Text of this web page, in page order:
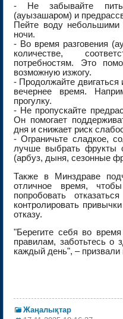
- Не забывайте
(ауызашаром) и
Пейте воду
ночи.
- Во время разговения
количестве,
потребностям. Это
возможную изжогу.
- Продолжайте двигаться
вечернее время.
прогулку.
- Не пропускайте
Он помогает
дня и снижает риск
- Ограничьте сладкое,
лучше выбрать фрукты
(арбуз, дыня, сезонные
Также в Минздраве
отличное время,
попробовать
контролировать
отказу.
"Берегите себя во
правилам, заботьтесь о
каждый день", – призвали
Жаңалықтар